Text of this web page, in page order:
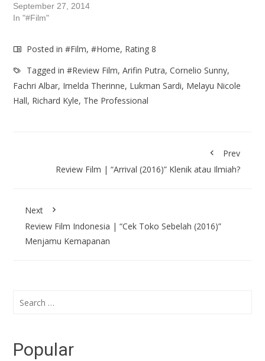
September 27, 2014
In "#Film"
Posted in#Film,#Home, Rating 8
Tagged in#Review Film,Arifin Putra,Cornelio Sunny,
Fachri Albar, Imelda Therinne, Lukman Sardi, Melayu Nicole
Hall, Richard Kyle, The Professional
Prev
Review Film | “Arrival (2016)” Klenik atau Ilmiah?
Next
Review Film Indonesia | “Cek Toko Sebelah (2016)”
Menjamu Kemapanan
Search
Popular